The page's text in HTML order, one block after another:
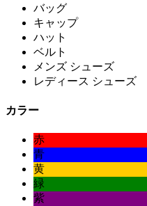
バッグ
キャップ
ハット
ベルト
メンズ シューズ
レディース シューズ
カラー
赤
青
黄
緑
紫